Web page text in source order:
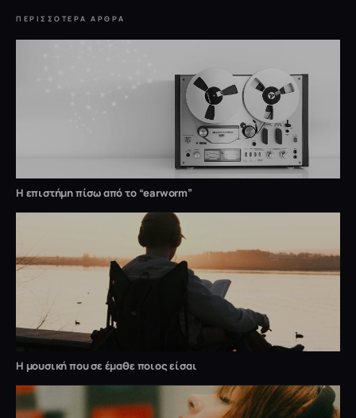
ΠΕΡΙΣΣΌΤΕΡΑ ΆΡΘΡΑ
Η επιστήμη πίσω από το “earworm”
Η μουσική που σε έμαθε ποιος είσαι